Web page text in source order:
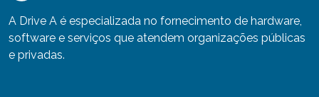
A Drive A é especializada no fornecimento de hardware,
software e serviços que atendem organizações públicas
e privadas.